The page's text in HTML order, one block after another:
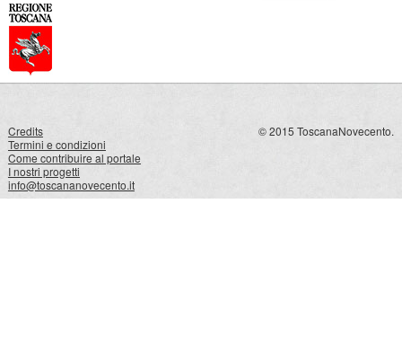
Credits
Termini e condizioni
Come contribuire al portale
I nostri progetti
info@toscananovecento.it
© 2015 ToscanaNovecento.